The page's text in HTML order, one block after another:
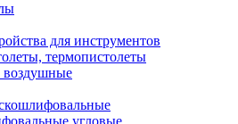
для инструментов
термопистолеты
воздушные
угловые